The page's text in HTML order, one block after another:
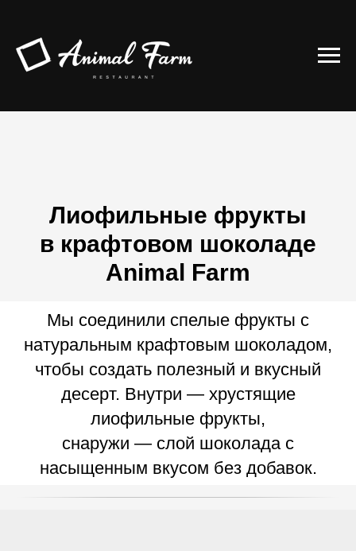
Лиофильные фрукты
в крафтовом шоколаде
Animal Farm
Мы соединили спелые фрукты с
натуральным крафтовым шоколадом,
чтобы создать полезный и вкусный
десерт. Внутри — хрустящие
лиофильные фрукты,
снаружи — слой шоколада с
насыщенным вкусом без добавок.